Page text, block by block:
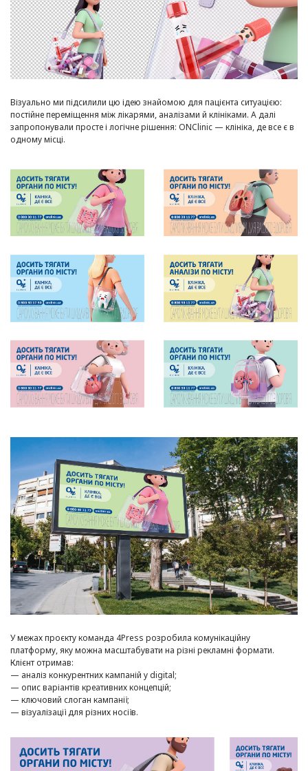
Візуально ми підсилили цю ідею знайомою для пацієнта ситуацією:
постійне переміщення між лікарями, аналізами й клініками. А далі
запропонували просте і логічне рішення: ONClinic — клініка, де все є в
одному місці.
У межах проєкту команда 4Press розробила комунікаційну
платформу, яку можна масштабувати на різні рекламні формати.
Клієнт отримав:
— аналіз конкурентних кампаній у digital;
— опис варіантів креативних концепцій;
— ключовий слоган кампанії;
— візуалізації для різних носіїв.